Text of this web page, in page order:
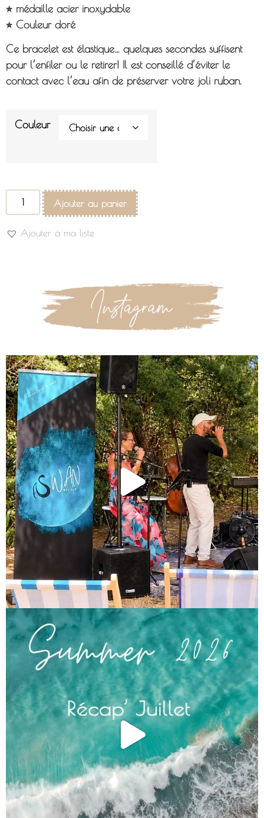
⭐︎ médaille acier inoxydable
⭐︎ Couleur doré
Ce bracelet est élastique… quelques secondes suffisent
pour l’enfiler ou le retirer! Il est conseillé d’éviter le
contact avec l’eau afin de préserver votre joli ruban.
Couleur
Ajouter au panier
Ajouter à ma liste